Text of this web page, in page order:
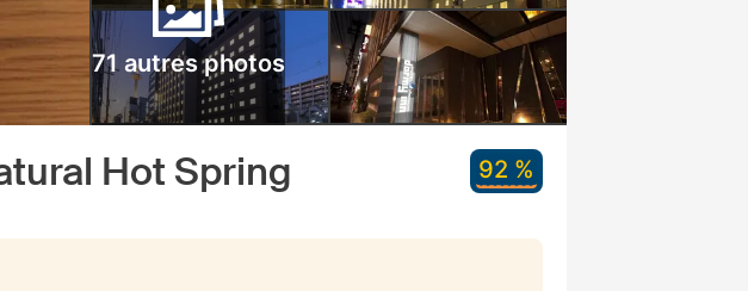
71 autres photos
Hot Spring 92 %